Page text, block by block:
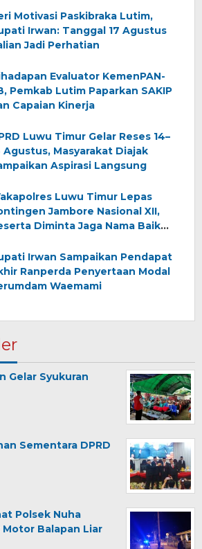
Motivasi Paskibraka Lutim,
Irwan: Tanggal 17 Agustus
Jadi Perhatian
Evaluator KemenPAN-
Pemkab Lutim Paparkan SAKIP
Capaian Kinerja
Luwu Timur Gelar Reses 14–
Agustus, Masyarakat Diajak
Aspirasi Langsung
Luwu Timur Lepas
Jambore Nasional XII,
Diminta Jaga Nama Baik
Irwan Sampaikan Pendapat
Ranperda Penyertaan Modal
Waemami
Gelar Syukuran
Sementara DPRD
Polsek Nuha
Balapan Liar